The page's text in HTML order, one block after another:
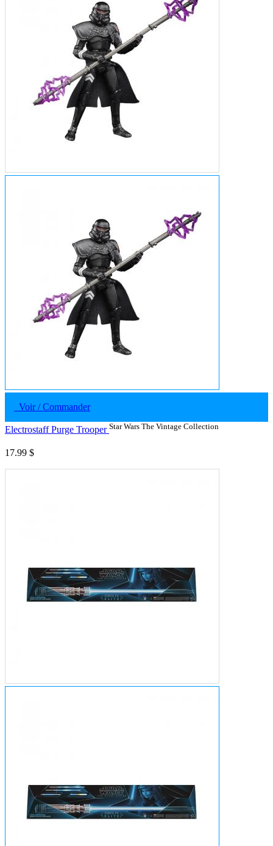
Voir / Commander
Electrostaff Purge Trooper Star Wars The Vintage Collection
17.99 $